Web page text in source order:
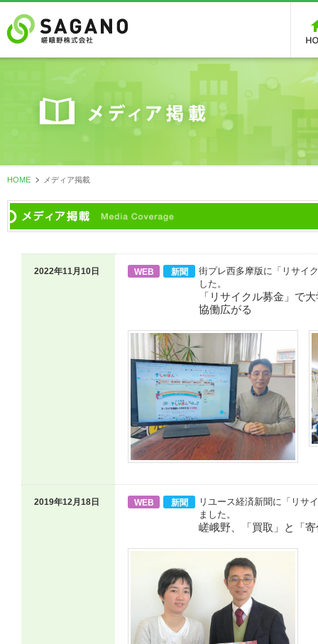
HOME メディア掲載
2022年11月10日 WEB 新聞
街プレ西多摩版に「リサイ
した。
「リサイクル募金」で
協働広がる
2019年12月18日 WEB 新聞
リユース経済新聞に「リサ
ました。
嵯峨野、「買取」と「